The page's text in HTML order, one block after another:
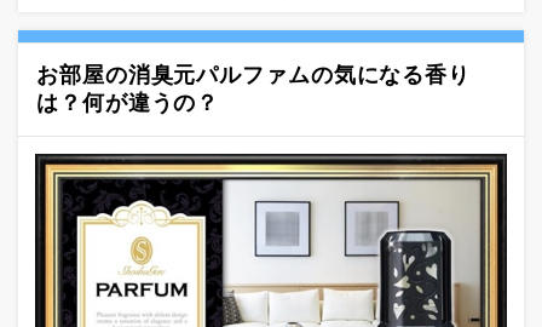
お部屋の消臭元パルファムの気になる香り
は？何が違うの？